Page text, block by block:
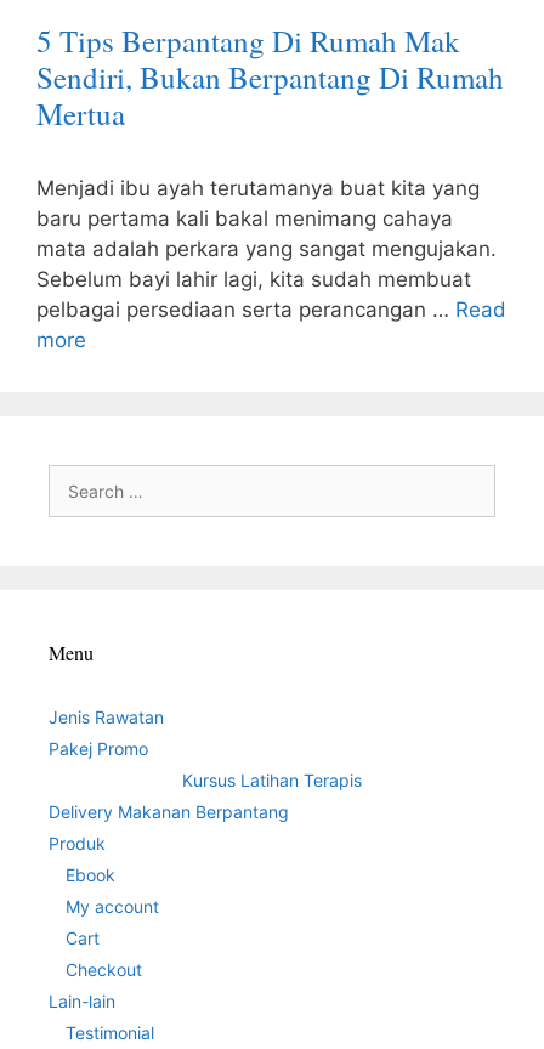
5 Tips Berpantang Di Rumah Mak
Sendiri, Bukan Berpantang Di Rumah
Mertua
Menjadi ibu ayah terutamanya buat kita yang
baru pertama kali bakal menimang cahaya
mata adalah perkara yang sangat mengujakan.
Sebelum bayi lahir lagi, kita sudah membuat
pelbagai persediaan serta perancangan … Read
more
for:
Menu
Jenis Rawatan
Pakej Promo
Kursus Latihan Terapis
Delivery Makanan Berpantang
Produk
Ebook
My account
Cart
Checkout
Lain-lain
Testimonial